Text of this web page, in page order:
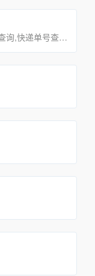
快递100,在线寄件,寄快递,快递查询,快递单号查询,快递网点查询,快递电话查询